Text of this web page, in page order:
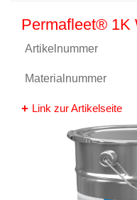
Permafleet® 1K
Artikelnummer
Materialnummer
Link zur Artikelseite